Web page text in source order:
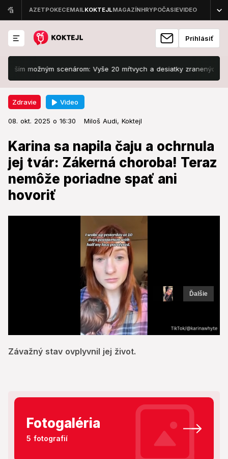
Prihlásiť
scenárom: Vyše 20 mŕtvych a desiatky zranených
Zdravie Video
08. okt. 2025 o 16:30 Miloš Audi, Koktejl
Karina sa napila čaju a ochrnula
jej tvár: Zákerná choroba! Teraz
nemôže poriadne spať ani
hovoriť
of
13
Ďalšie
Závažný stav ovplyvnil jej život.
Zdravie 08. okt. 2025 o 16:30
Karina sa napila čaju a ochrnula
jej tvár: Zákerná choroba! Teraz
nemôže poriadne spať ani hovoriť
Závažný stav ovplyvnil jej život.
Fotogaléria
5 fotografií